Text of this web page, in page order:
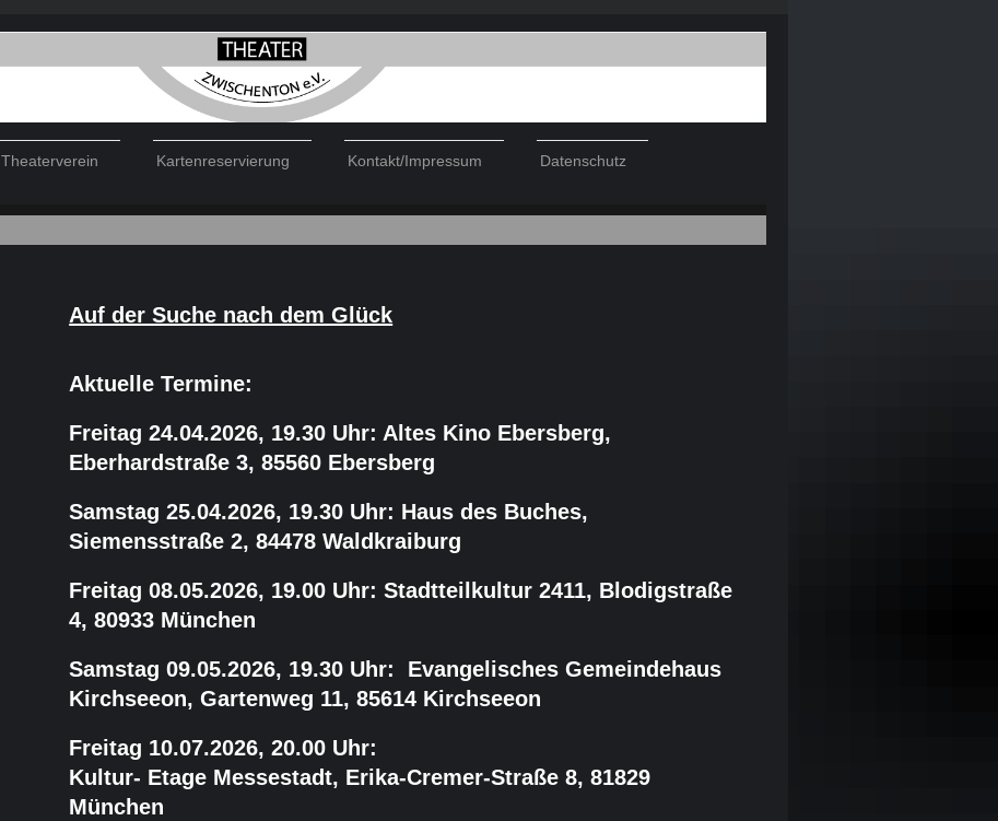
Theaterverein Kartenreservierung Kontakt/Impressum Datenschutz
Auf der Suche nach dem Glück
Aktuelle Termine:
Freitag 24.04.2026, 19.30 Uhr: Altes Kino Ebersberg,
Eberhardstraße 3, 85560 Ebersberg
Samstag 25.04.2026, 19.30 Uhr: Haus des Buches,
Siemensstraße 2, 84478 Waldkraiburg
Freitag 08.05.2026, 19.00 Uhr: Stadtteilkultur 2411, Blodigstraße
4, 80933 München
Samstag 09.05.2026, 19.30 Uhr: Evangelisches Gemeindehaus
Kirchseeon, Gartenweg 11, 85614 Kirchseeon
Freitag 10.07.2026, 20.00 Uhr:
Kultur- Etage Messestadt, Erika-Cremer-Straße 8, 81829
München